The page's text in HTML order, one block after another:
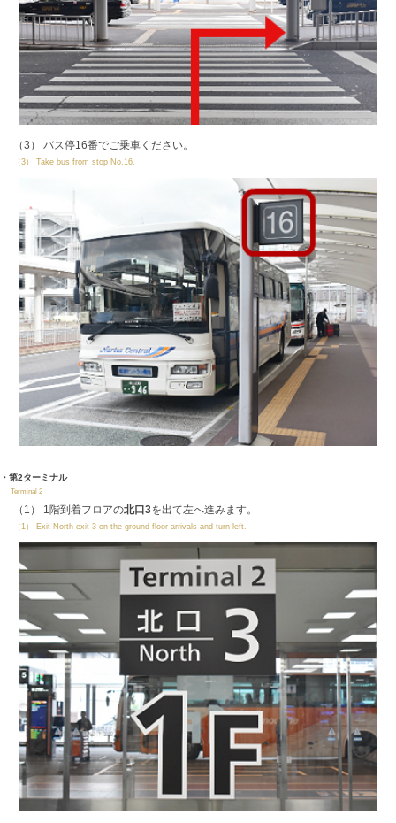
（3） バス停16番でご乗車ください。
（3） Take bus from stop No.16.
・第2ターミナル
Terminal 2
（1） 1階到着フロアの北口3を出て左へ進みます。
（1） Exit North exit 3 on the ground floor arrivals and turn left.